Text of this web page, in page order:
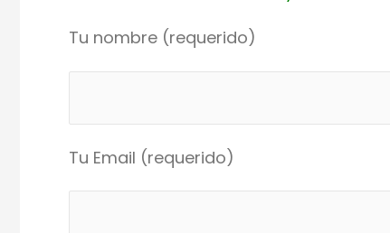
Tu nombre (requerido)
Tu Email (requerido)